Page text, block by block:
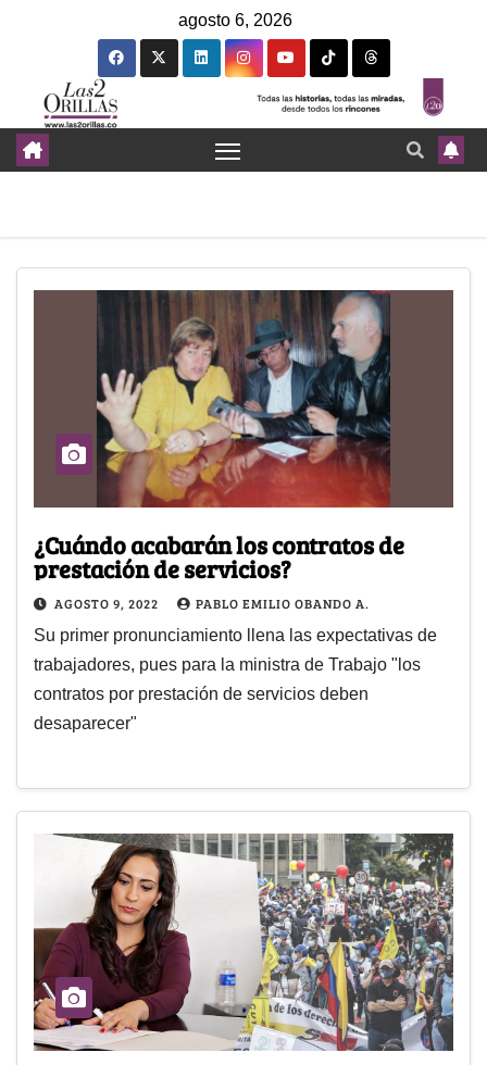
agosto 6, 2026
¿Cuándo acabarán los contratos de
prestación de servicios?
AGOSTO 9, 2022 PABLO EMILIO OBANDO A.
Su primer pronunciamiento llena las expectativas de
trabajadores, pues para la ministra de Trabajo "los
contratos por prestación de servicios deben
desaparecer"